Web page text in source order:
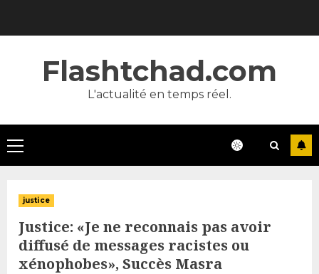
Flashtchad.com
L'actualité en temps réel.
Primary
Menu
justice
Justice: «Je ne reconnais pas avoir
diffusé de messages racistes ou
xénophobes», Succès Masra